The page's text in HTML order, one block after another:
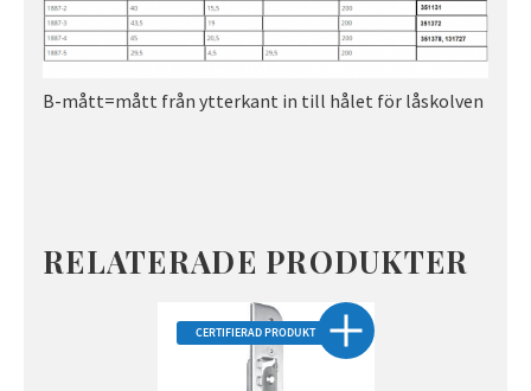
B-mått=mått från ytterkant in till hålet för låskolven
RELATERADE PRODUKTER
CERTIFIERAD PRODUKT